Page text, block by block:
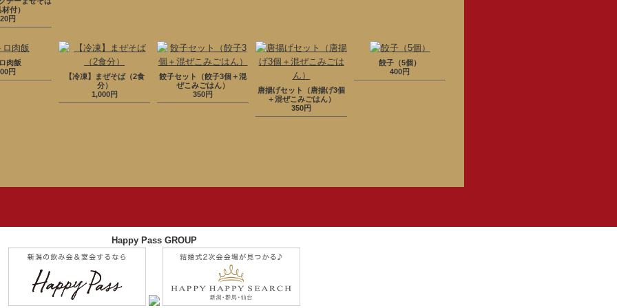
付）
円
肉飯
円
【冷凍】まぜそば（2食
分）
1,000円
餃子セット（餃子3個＋混
ぜこみごはん）
350円
唐揚げセット（唐揚げ3個
＋混ぜこみごはん）
350円
餃子（5個）
400円
Happy Pass GROUP